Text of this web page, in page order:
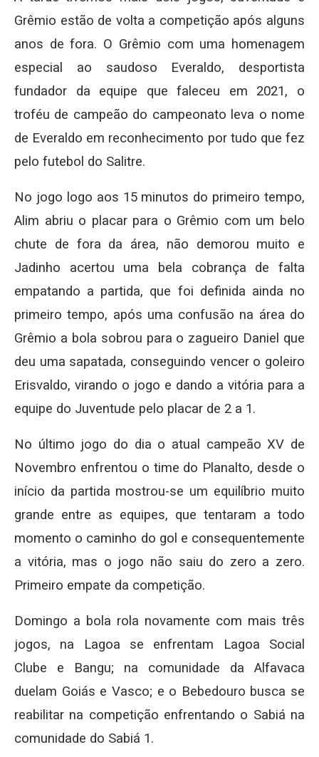
Grêmio estão de volta a competição após alguns
anos de fora. O Grêmio com uma homenagem
especial ao saudoso Everaldo, desportista
fundador da equipe que faleceu em 2021, o
troféu de campeão do campeonato leva o nome
de Everaldo em reconhecimento por tudo que fez
pelo futebol do Salitre.
No jogo logo aos 15 minutos do primeiro tempo,
Alim abriu o placar para o Grêmio com um belo
chute de fora da área, não demorou muito e
Jadinho acertou uma bela cobrança de falta
empatando a partida, que foi definida ainda no
primeiro tempo, após uma confusão na área do
Grêmio a bola sobrou para o zagueiro Daniel que
deu uma sapatada, conseguindo vencer o goleiro
Erisvaldo, virando o jogo e dando a vitória para a
equipe do Juventude pelo placar de 2 a 1.
No último jogo do dia o atual campeão XV de
Novembro enfrentou o time do Planalto, desde o
início da partida mostrou-se um equilíbrio muito
grande entre as equipes, que tentaram a todo
momento o caminho do gol e consequentemente
a vitória, mas o jogo não saiu do zero a zero.
Primeiro empate da competição.
Domingo a bola rola novamente com mais três
jogos, na Lagoa se enfrentam Lagoa Social
Clube e Bangu; na comunidade da Alfavaca
duelam Goiás e Vasco; e o Bebedouro busca se
reabilitar na competição enfrentando o Sabiá na
comunidade do Sabiá 1.